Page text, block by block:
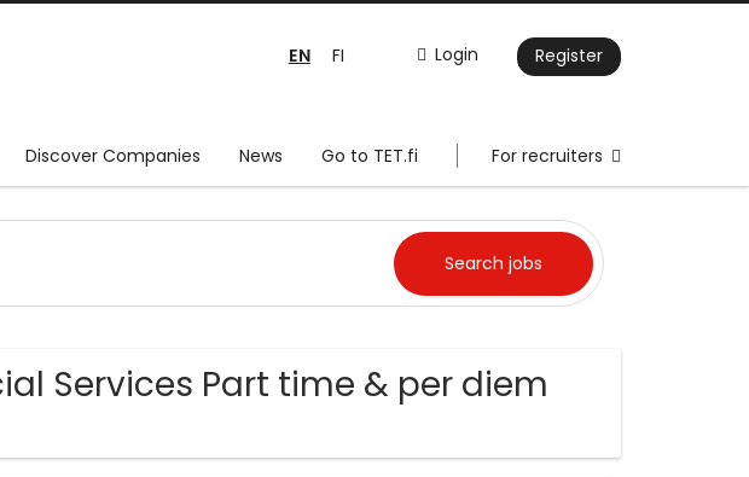
Login Register
EN FI
Discover Companies News Go to TET.fi For recruiters
Services Part time & per diem